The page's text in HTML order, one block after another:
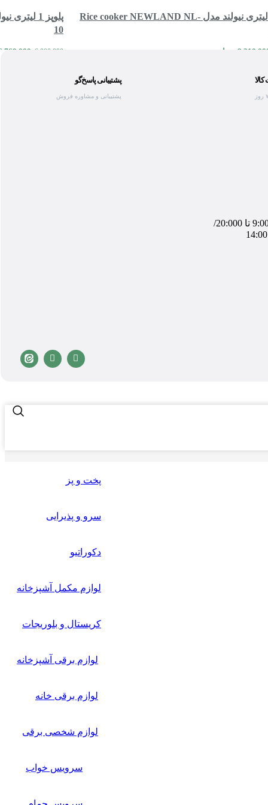
پلوپز 2.2 لیتری نیولند مدل Rice cooker NEWLAND NL-
تومان
10
6,900,000
پشتیبانی پاسخ‌گو
پشتیبانی و مشاوره فروش
شنبه تا چهارشنبه از ساعت 9:00 تا 20:000/
پخت و پز
سرو و پذیرایی
دکوراتیو
لوازم مکمل آشپزخانه
کریستال و بلوریجات
لوازم برقی آشپزخانه
لوازم برقی خانه
لوازم شخصی برقی
سرویس خواب